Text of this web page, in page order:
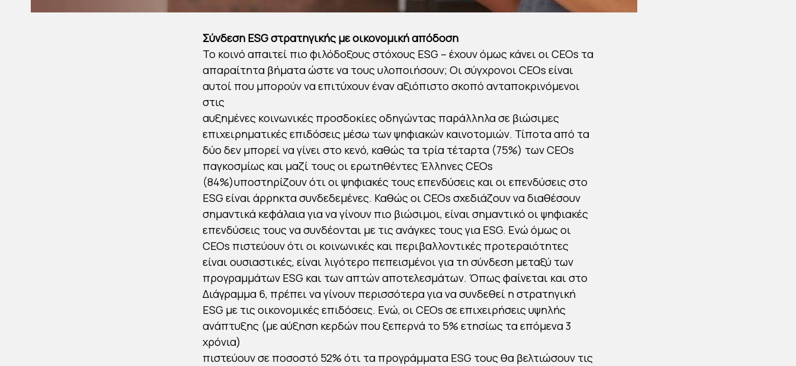
Σύνδεση ESG στρατηγικής με οικονομική απόδοση
Το κοινό απαιτεί πιο φιλόδοξους στόχους ESG – έχουν όμως κάνει οι CEOs τα
απαραίτητα βήματα ώστε να τους υλοποιήσουν; Οι σύγχρονοι CEOs είναι
αυτοί που μπορούν να επιτύχουν έναν αξιόπιστο σκοπό ανταποκρινόμενοι
στις
αυξημένες κοινωνικές προσδοκίες οδηγώντας παράλληλα σε βιώσιμες
επιχειρηματικές επιδόσεις μέσω των ψηφιακών καινοτομιών. Τίποτα από τα
δύο δεν μπορεί να γίνει στο κενό, καθώς τα τρία τέταρτα (75%) των CEOs
παγκοσμίως και μαζί τους οι ερωτηθέντες Έλληνες CEOs
(84%)υποστηρίζουν ότι οι ψηφιακές τους επενδύσεις και οι επενδύσεις στο
ESG είναι άρρηκτα συνδεδεμένες. Καθώς οι CEOs σχεδιάζουν να διαθέσουν
σημαντικά κεφάλαια για να γίνουν πιο βιώσιμοι, είναι σημαντικό οι ψηφιακές
επενδύσεις τους να συνδέονται με τις ανάγκες τους για ESG. Ενώ όμως οι
CEOs πιστεύουν ότι οι κοινωνικές και περιβαλλοντικές προτεραιότητες
είναι ουσιαστικές, είναι λιγότερο πεπεισμένοι για τη σύνδεση μεταξύ των
προγραμμάτων ESG και των απτών αποτελεσμάτων. Όπως φαίνεται και στο
Διάγραμμα 6, πρέπει να γίνουν περισσότερα για να συνδεθεί η στρατηγική
ESG με τις οικονομικές επιδόσεις. Ενώ, οι CEOs σε επιχειρήσεις υψηλής
ανάπτυξης (με αύξηση κερδών που ξεπερνά το 5% ετησίως τα επόμενα 3
χρόνια)
πιστεύουν σε ποσοστό 52% ότι τα προγράμματα ESG τους θα βελτιώσουν τις